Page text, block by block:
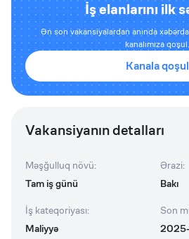
İş elanlarını ilk
Ən son vakansiyalardan anında
kanalımıza qoşul.
Kanala qoşul
Vakansiyanın detalları
Məşğulluq növü:
Tam iş günü
Ərazi:
Bakı
İş kateqoriyası:
Maliyyə
Son